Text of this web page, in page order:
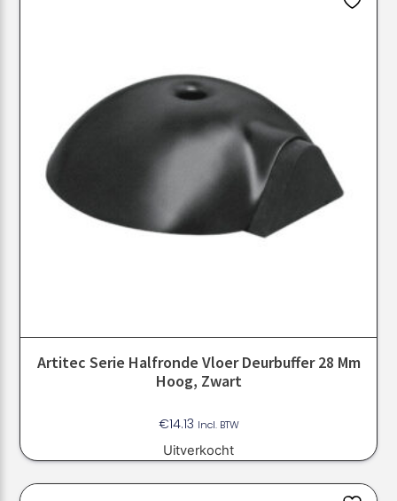
Artitec Serie Halfronde Vloer Deurbuffer 28 Mm
Hoog, Zwart
€14.13 Incl. BTW
Uitverkocht